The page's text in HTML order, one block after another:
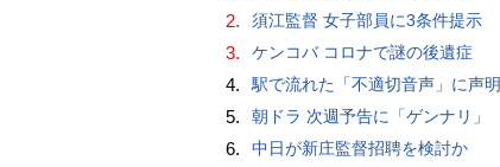
2. 須江監督 女子部員に3条件提示
3. ケンコバ コロナで謎の後遺症
4. 駅で流れた「不適切音声」に声明
5. 朝ドラ 次週予告に「ゲンナリ」
6. 中日が新庄監督招聘を検討か